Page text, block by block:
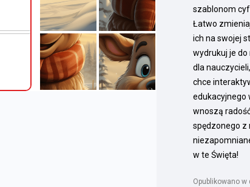
szablonom
Łatwo
ich na swojej
wydrukuj je
dla
chce
edukacyjnego
wnoszą
spędzonego z
w te Święta!
Opublikowano w